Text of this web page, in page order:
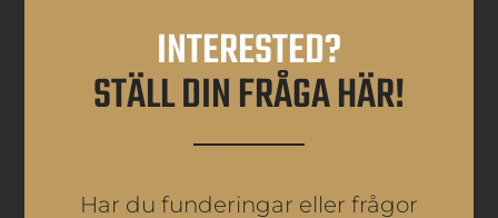
INTERESTED?
STÄLL DIN FRÅGA HÄR!
Har du funderingar eller frågor